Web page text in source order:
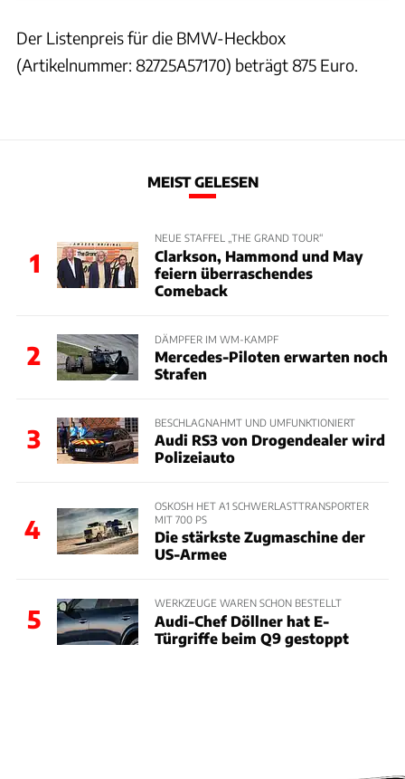
Der Listenpreis für die BMW-Heckbox
(Artikelnummer: 82725A57170) beträgt 875 Euro.
MEIST GELESEN
1
NEUE STAFFEL „THE GRAND TOUR“
Clarkson, Hammond und May
feiern überraschendes
Comeback
2
DÄMPFER IM WM-KAMPF
Mercedes-Piloten erwarten noch
Strafen
3
BESCHLAGNAHMT UND UMFUNKTIONIERT
Audi RS3 von Drogendealer wird
Polizeiauto
4
OSKOSH HET A1 SCHWERLASTTRANSPORTER
MIT 700 PS
Die stärkste Zugmaschine der
US-Armee
5
WERKZEUGE WAREN SCHON BESTELLT
Audi-Chef Döllner hat E-
Türgriffe beim Q9 gestoppt